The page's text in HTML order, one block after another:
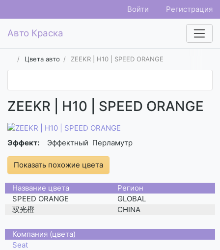
Войти Регистрация
Авто Краска
Цвета авто ZEEKR | H10 | SPEED ORANGE
ZEEKR | H10 | SPEED ORANGE
Эффект: Эффектный Перламутр
Показать похожие цвета
Название цвета
Регион
SPEED ORANGE
GLOBAL
驭光橙
CHINA
Компания (цвета)
Seat